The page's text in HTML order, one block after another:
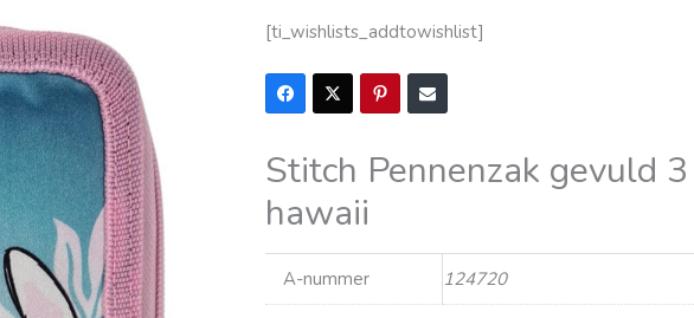
[ti_wishlists_addtowishlist]
Stitch Pennenzak gevuld
hawaii
A-nummer 124720